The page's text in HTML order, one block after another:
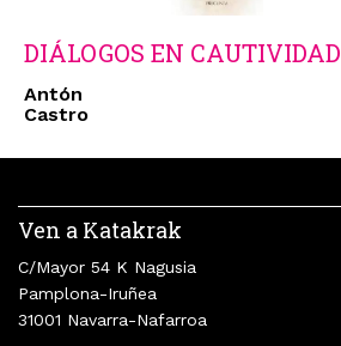
DIÁLOGOS EN CAUTIVIDAD
Antón
Castro
Ven a Katakrak
C/Mayor 54 K Nagusia
Pamplona-Iruñea
31001 Navarra-Nafarroa